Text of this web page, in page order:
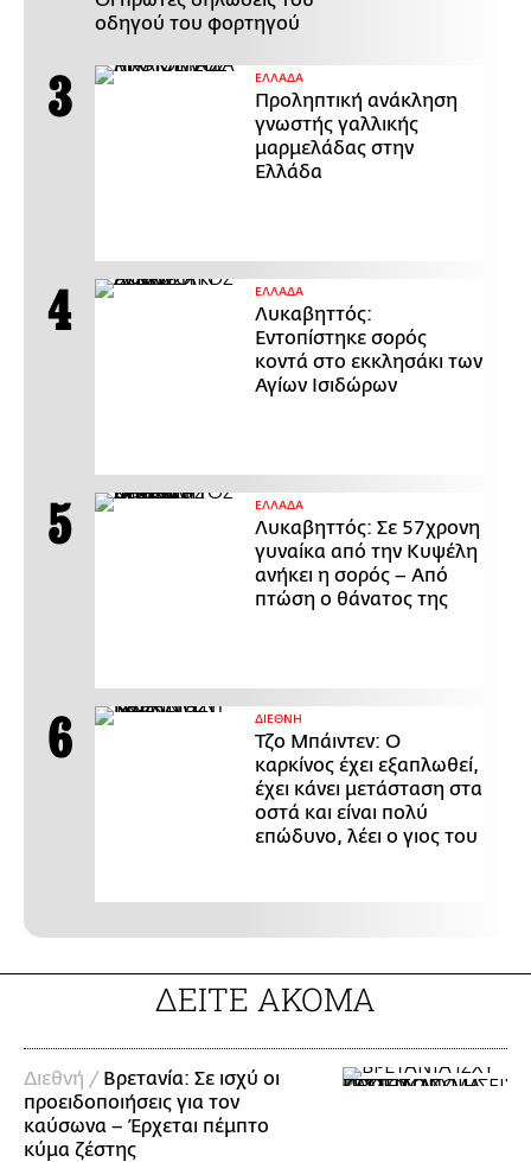
οδηγού του φορτηγού
ΕΛΛΑΔΑ
Προληπτική ανάκληση
γνωστής γαλλικής
μαρμελάδας στην
Ελλάδα
ΕΛΛΑΔΑ
Λυκαβηττός:
Εντοπίστηκε σορός
κοντά στο εκκλησάκι των
Αγίων Ισιδώρων
ΕΛΛΑΔΑ
Λυκαβηττός: Σε 57χρονη
γυναίκα από την Κυψέλη
ανήκει η σορός – Από
πτώση ο θάνατος της
ΔΙΕΘΝΗ
Τζο Μπάιντεν: Ο
καρκίνος έχει εξαπλωθεί,
έχει κάνει μετάσταση στα
οστά και είναι πολύ
επώδυνο, λέει ο γιος του
ΔΕΙΤΕ ΑΚΟΜΑ
Διεθνή / Βρετανία: Σε ισχύ οι
προειδοποιήσεις για τον
καύσωνα – Έρχεται πέμπτο
κύμα ζέστης